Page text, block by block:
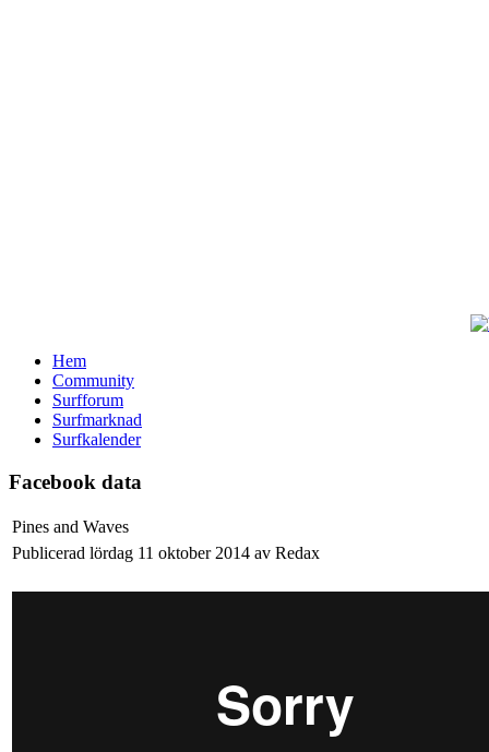
Hem
Community
Surfforum
Surfmarknad
Surfkalender
Facebook data
Pines and Waves
Publicerad lördag 11 oktober 2014 av Redax